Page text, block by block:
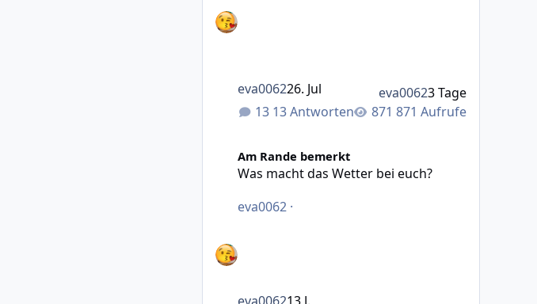
13 Antworten 871 Aufrufe
eva006226. Jul eva00623 Tage
Am Rande bemerkt
Was macht das Wetter bei euch?
eva0062 ·